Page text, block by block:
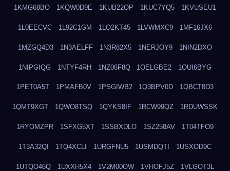
1KMG68BO 1KQW0D9E 1KUB22OP 1KUC7YQ5 1KVUSEU1
1L0EECVC 1L92C1GM 1LO2KT45 1LVWMXC9 1MF16JX6
1MZGQ4D3 1N3AELFF 1N3R82X5 1NERJOY9 1NIN2DXO
1NIPGIQG 1NTYF4RH 1NZ06F8Q 1OELGBE2 1OUI6BYG
1PET0A5T 1PMAFB0V 1PSGIWB2 1Q3BPV0D 1QBCT8D3
1QMT9XGT 1QWO8TSQ 1QYKS8IF 1RCW99QZ 1RDUWSSK
1RYOMZPR 1SFXG5XT 1SSBXDLO 1SZ258AV 1T04TFO9
1T3A32QI 1TQ4XCLI 1URGFNU5 1USMDQTI 1USXOD9C
1UTQO46Q 1UXXH5X4 1V2M00OW 1VHOFJ5Z 1VLGOT3L